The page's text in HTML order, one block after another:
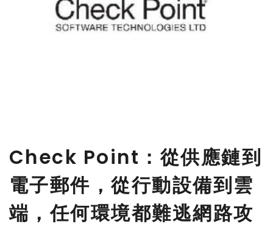
Check Point：從供應鏈到
電子郵件，從行動設備到雲
端，任何環境都難逃網路攻